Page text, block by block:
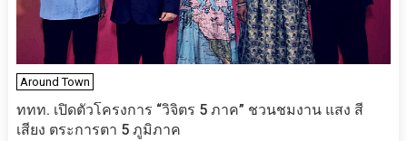
Around Town
ททท. เปิดตัวโครงการ “วิจิตร 5 ภาค” ชวนชมงาน แสง สี
เสียง ตระการตา 5 ภูมิภาค